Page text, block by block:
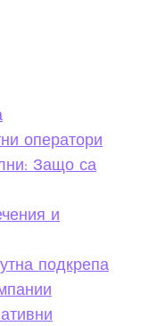
оператори
Защо са
и
подкрепа